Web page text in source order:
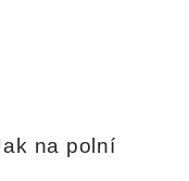
na polní